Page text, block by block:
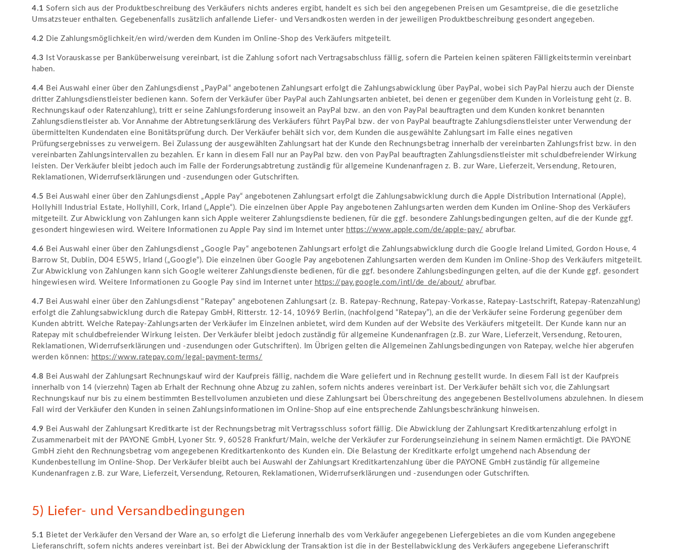
4.1 Sofern sich aus der Produktbeschreibung des Verkäufers nichts anderes ergibt, handelt es sich bei den angegebenen Preisen um Gesamtpreise, die die gesetzliche
Umsatzsteuer enthalten. Gegebenenfalls zusätzlich anfallende Liefer- und Versandkosten werden in der jeweiligen Produktbeschreibung gesondert angegeben.
4.2 Die Zahlungsmöglichkeit/en wird/werden dem Kunden im Online-Shop des Verkäufers mitgeteilt.
4.3 Ist Vorauskasse per Banküberweisung vereinbart, ist die Zahlung sofort nach Vertragsabschluss fällig, sofern die Parteien keinen späteren Fälligkeitstermin vereinbart
haben.
4.4 Bei Auswahl einer über den Zahlungsdienst „PayPal“ angebotenen Zahlungsart erfolgt die Zahlungsabwicklung über PayPal, wobei sich PayPal hierzu auch der Dienste
dritter Zahlungsdienstleister bedienen kann. Sofern der Verkäufer über PayPal auch Zahlungsarten anbietet, bei denen er gegenüber dem Kunden in Vorleistung geht (z. B.
Rechnungskauf oder Ratenzahlung), tritt er seine Zahlungsforderung insoweit an PayPal bzw. an den von PayPal beauftragten und dem Kunden konkret benannten
Zahlungsdienstleister ab. Vor Annahme der Abtretungserklärung des Verkäufers führt PayPal bzw. der von PayPal beauftragte Zahlungsdienstleister unter Verwendung der
übermittelten Kundendaten eine Bonitätsprüfung durch. Der Verkäufer behält sich vor, dem Kunden die ausgewählte Zahlungsart im Falle eines negativen
Prüfungsergebnisses zu verweigern. Bei Zulassung der ausgewählten Zahlungsart hat der Kunde den Rechnungsbetrag innerhalb der vereinbarten Zahlungsfrist bzw. in den
vereinbarten Zahlungsintervallen zu bezahlen. Er kann in diesem Fall nur an PayPal bzw. den von PayPal beauftragten Zahlungsdienstleister mit schuldbefreiender Wirkung
leisten. Der Verkäufer bleibt jedoch auch im Falle der Forderungsabtretung zuständig für allgemeine Kundenanfragen z. B. zur Ware, Lieferzeit, Versendung, Retouren,
Reklamationen, Widerrufserklärungen und -zusendungen oder Gutschriften.
4.5 Bei Auswahl einer über den Zahlungsdienst „Apple Pay“ angebotenen Zahlungsart erfolgt die Zahlungsabwicklung durch die Apple Distribution International (Apple),
Hollyhill Industrial Estate, Hollyhill, Cork, Irland („Apple“). Die einzelnen über Apple Pay angebotenen Zahlungsarten werden dem Kunden im Online-Shop des Verkäufers
mitgeteilt. Zur Abwicklung von Zahlungen kann sich Apple weiterer Zahlungsdienste bedienen, für die ggf. besondere Zahlungsbedingungen gelten, auf die der Kunde ggf.
gesondert hingewiesen wird. Weitere Informationen zu Apple Pay sind im Internet unter https://www.apple.com/de/apple-pay/ abrufbar.
4.6 Bei Auswahl einer über den Zahlungsdienst „Google Pay“ angebotenen Zahlungsart erfolgt die Zahlungsabwicklung durch die Google Ireland Limited, Gordon House, 4
Barrow St, Dublin, D04 E5W5, Irland („Google“). Die einzelnen über Google Pay angebotenen Zahlungsarten werden dem Kunden im Online-Shop des Verkäufers mitgeteilt.
Zur Abwicklung von Zahlungen kann sich Google weiterer Zahlungsdienste bedienen, für die ggf. besondere Zahlungsbedingungen gelten, auf die der Kunde ggf. gesondert
hingewiesen wird. Weitere Informationen zu Google Pay sind im Internet unter https://pay.google.com/intl /de_de/about/ abrufbar.
4.7 Bei Auswahl einer über den Zahlungsdienst "Ratepay" angebotenen Zahlungsart (z. B. Ratepay-Rechnung, Ratepay-Vorkasse, Ratepay-Lastschrift, Ratepay-Ratenzahlung)
erfolgt die Zahlungsabwicklung durch die Ratepay GmbH, Ritterstr. 12-14, 10969 Berlin, (nachfolgend “Ratepay”), an die der Verkäufer seine Forderung gegenüber dem
Kunden abtritt. Welche Ratepay-Zahlungsarten der Verkäufer im Einzelnen anbietet, wird dem Kunden auf der Website des Verkäufers mitgeteilt. Der Kunde kann nur an
Ratepay mit schuldbefreiender Wirkung leisten. Der Verkäufer bleibt jedoch zuständig für allgemeine Kundenanfragen (z.B. zur Ware, Lieferzeit, Versendung, Retouren,
Reklamationen, Widerrufserklärungen und -zusendungen oder Gutschriften). Im Übrigen gelten die Allgemeinen Zahlungsbedingungen von Ratepay, welche hier abgerufen
werden können: https://www.ratepay.com/legal-payment-terms/
4.8 Bei Auswahl der Zahlungsart Rechnungskauf wird der Kaufpreis fällig, nachdem die Ware geliefert und in Rechnung gestellt wurde. In diesem Fall ist der Kaufpreis
innerhalb von 14 (vierzehn) Tagen ab Erhalt der Rechnung ohne Abzug zu zahlen, sofern nichts anderes vereinbart ist. Der Verkäufer behält sich vor, die Zahlungsart
Rechnungskauf nur bis zu einem bestimmten Bestellvolumen anzubieten und diese Zahlungsart bei Überschreitung des angegebenen Bestellvolumens abzulehnen. In diesem
Fall wird der Verkäufer den Kunden in seinen Zahlungsinformationen im Online-Shop auf eine entsprechende Zahlungsbeschränkung hinweisen.
4.9 Bei Auswahl der Zahlungsart Kreditkarte ist der Rechnungsbetrag mit Vertragsschluss sofort fällig. Die Abwicklung der Zahlungsart Kreditkartenzahlung erfolgt in
Zusammenarbeit mit der PAYONE GmbH, Lyoner Str. 9, 60528 Frankfurt/Main, welche der Verkäufer zur Forderungseinziehung in seinem Namen ermächtigt. Die PAYONE
GmbH zieht den Rechnungsbetrag vom angegebenen Kreditkartenkonto des Kunden ein. Die Belastung der Kreditkarte erfolgt umgehend nach Absendung der
Kundenbestellung im Online-Shop. Der Verkäufer bleibt auch bei Auswahl der Zahlungsart Kreditkartenzahlung über die PAYONE GmbH zuständig für allgemeine
Kundenanfragen z.B. zur Ware, Lieferzeit, Versendung, Retouren, Reklamationen, Widerrufserklärungen und -zusendungen oder Gutschriften.
5) Liefer- und Versandbedingungen
5.1 Bietet der Verkäufer den Versand der Ware an, so erfolgt die Lieferung innerhalb des vom Verkäufer angegebenen Liefergebietes an die vom Kunden angegebene
Lieferanschrift, sofern nichts anderes vereinbart ist. Bei der Abwicklung der Transaktion ist die in der Bestellabwicklung des Verkäufers angegebene Lieferanschrift